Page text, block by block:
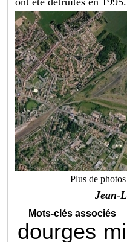
Plus de photos
Jean-
Mots-clés associés
dourges